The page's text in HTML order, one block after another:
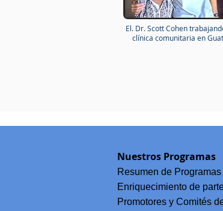
El. Dr. Scott Cohen
clínica comunitaria en
Nuestros Programas
Resumen de Programas
Enriquecimiento de
Promotores y Comités